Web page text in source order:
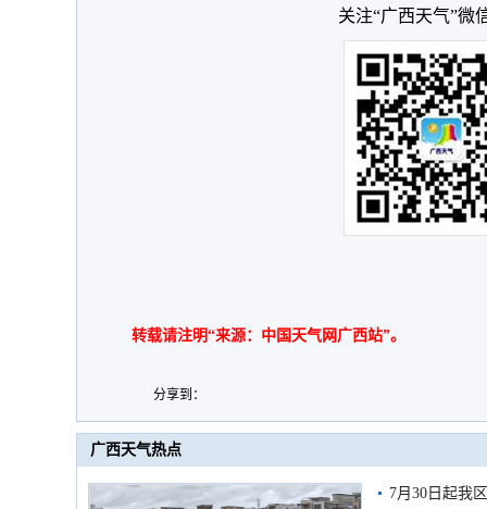
关注“广西天气”微
转载请注明“来源：中国天气网广西站”。
分享到：
广西天气热点
7月30日起我